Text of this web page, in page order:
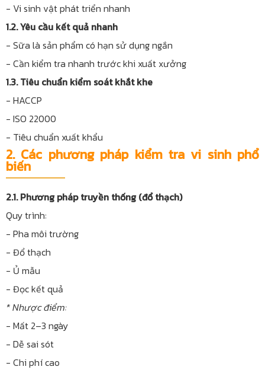
- Vi sinh vật phát triển nhanh
1.2. Yêu cầu kết quả nhanh
- Sữa là sản phẩm có hạn sử dụng ngắn
- Cần kiểm tra nhanh trước khi xuất xưởng
1.3. Tiêu chuẩn kiểm soát khắt khe
- HACCP
- ISO 22000
- Tiêu chuẩn xuất khẩu
2. Các phương pháp kiểm tra vi sinh phổ
biến
2.1. Phương pháp truyền thống (đổ thạch)
Quy trình:
- Pha môi trường
- Đổ thạch
- Ủ mẫu
- Đọc kết quả
* Nhược điểm:
- Mất 2–3 ngày
- Dễ sai sót
- Chi phí cao